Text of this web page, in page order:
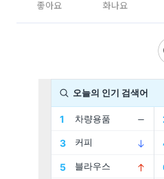
좋아요 화나요